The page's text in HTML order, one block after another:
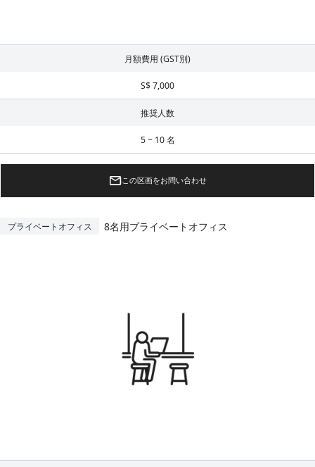
月額費用 (GST別)
S$ 7,000
推奨人数
5 ~ 10 名
この区画をお問い合わせ
プライベートオフィス 8名用プライベートオフィス